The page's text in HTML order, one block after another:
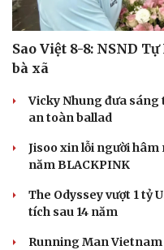
Sao Việt 8-8: NSND
bà xã
Vicky Nhung đưa
an toàn ballad
Jisoo xin lỗi người
năm BLACKPINK
The Odyssey vượt 1 tỷ
tích sau 14 năm
Running Man